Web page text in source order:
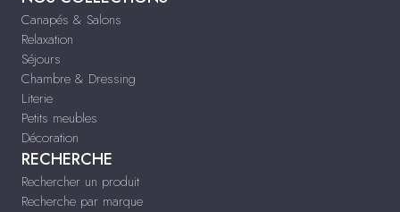
Canapés & Salons
Relaxation
Séjours
Chambre & Dressing
Literie
Petits meubles
Décoration
RECHERCHE
Rechercher un produit
Recherche par marque